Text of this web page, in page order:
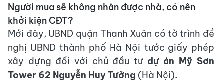
Người mua sẽ không nhận được nhà, có nên
khởi kiện CĐT?
Mới đây, UBND quận Thanh Xuân có tờ trình đề
nghị UBND thành phố Hà Nội tước giấy phép
xây dựng đối với chủ đầu tư dự án Mỹ Sơn
Tower 62 Nguyễn Huy Tưởng (Hà Nội).